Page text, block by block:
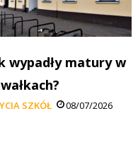
wypadły matury w
SZKÓŁ 08/07/2026